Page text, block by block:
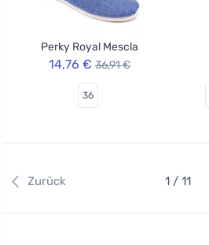
Perky Royal Mescla
14,76 € 36,91 €
36
Zurück 1 / 11